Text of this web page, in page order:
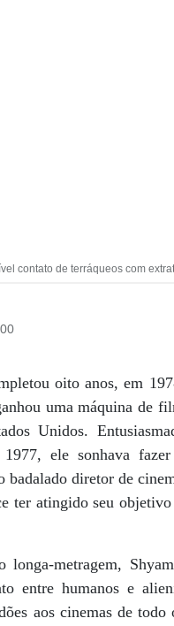
contato de terráqueos com
oito anos, em
uma máquina de
Unidos.
1977, ele sonhava
badalado diretor de
ter atingido seu
longa-metragem,
entre humanos e
aos cinemas de